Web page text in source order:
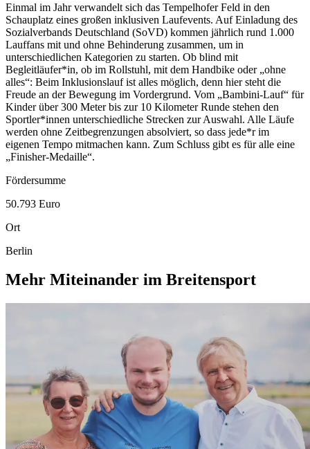
Einmal im Jahr verwandelt sich das Tempelhofer Feld in den
Schauplatz eines großen inklusiven Laufevents. Auf Einladung des
Sozialverbands Deutschland (SoVD) kommen jährlich rund 1.000
Lauffans mit und ohne Behinderung zusammen, um in
unterschiedlichen Kategorien zu starten. Ob blind mit
Begleitläufer*in, ob im Rollstuhl, mit dem Handbike oder „ohne
alles“: Beim Inklusionslauf ist alles möglich, denn hier steht die
Freude an der Bewegung im Vordergrund. Vom „Bambini-Lauf“ für
Kinder über 300 Meter bis zur 10 Kilometer Runde stehen den
Sportler*innen unterschiedliche Strecken zur Auswahl. Alle Läufe
werden ohne Zeitbegrenzungen absolviert, so dass jede*r im
eigenen Tempo mitmachen kann. Zum Schluss gibt es für alle eine
„Finisher-Medaille“.
Fördersumme
50.793 Euro
Ort
Berlin
Mehr Miteinander im Breitensport